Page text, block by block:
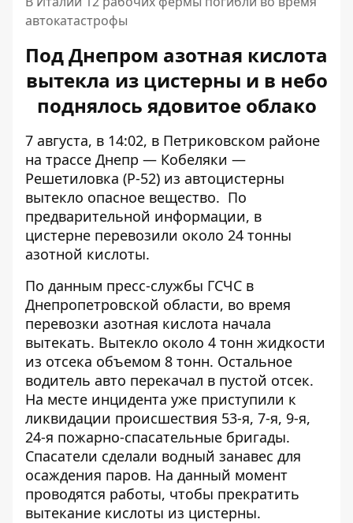
автокатастрофы
Под Днепром азотная кислота
вытекла из цистерны и в небо
поднялось ядовитое облако
7 августа, в 14:02, в Петриковском районе
на трассе Днепр — Кобеляки —
Решетиловка (Р-52) из автоцистерны
вытекло опасное вещество. По
предварительной информации, в
цистерне перевозили около 24 тонны
азотной кислоты.
По данным пресс-службы ГСЧС в
Днепропетровской области, во время
перевозки азотная кислота начала
вытекать. Вытекло около 4 тонн жидкости
из отсека объемом 8 тонн. Остальное
водитель авто перекачал в пустой отсек.
На месте инцидента уже приступили к
ликвидации происшествия 53-я, 7-я, 9-я,
24-я пожарно-спасательные бригады.
Спасатели сделали водный занавес для
осаждения паров. На данный момент
проводятся работы, чтобы прекратить
вытекание кислоты из цистерны.